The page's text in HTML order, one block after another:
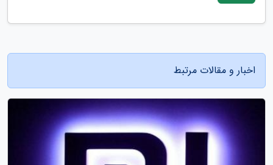
اخبار و مقالات مرتبط